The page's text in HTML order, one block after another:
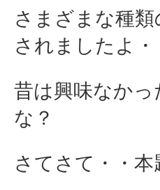
さまざまな種
されましたよ・
昔は興味なか
な？
さてさて・・本